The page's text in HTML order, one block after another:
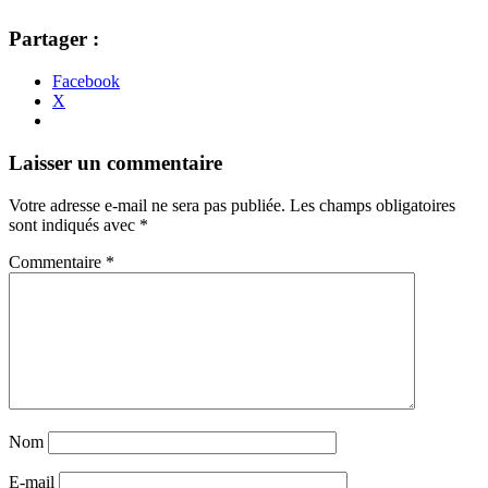
Partager :
Facebook
X
Navigation
articles
←
→
Laisser un commentaire
Votre adresse e-mail ne sera pas publiée. Les champs obligatoires
sont indiqués avec *
Commentaire *
Nom
E-mail